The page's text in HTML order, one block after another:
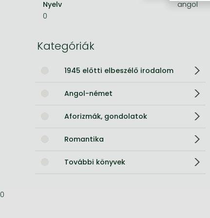
Bleach manga
Nyelv
angol
0
Kategóriák
1945 előtti elbeszélő irodalom
Angol-német
Aforizmák, gondolatok
Romantika
További könyvek
0